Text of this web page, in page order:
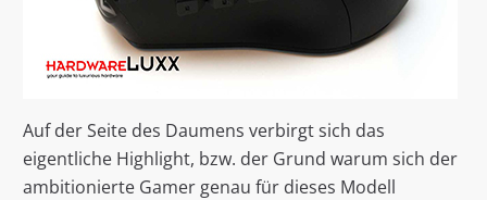
Auf der Seite des Daumens verbirgt sich das
eigentliche Highlight, bzw. der Grund warum sich der
ambitionierte Gamer genau für dieses Modell